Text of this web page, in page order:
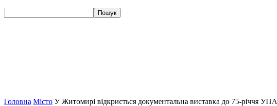
Головна Місто У Житомирі відкриється документальна виставка до 75-річчя УПА